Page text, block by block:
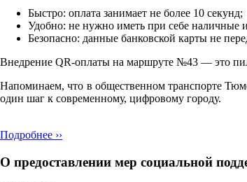
Быстро: оплата занимает не более 10 секунд;
Удобно: не нужно иметь при себе наличные
Безопасно: данные банковской карты не
Внедрение QR-оплаты на маршруте №43 — это
Напоминаем, что в общественном транспорте
один шаг к современному, цифровому городу.
Подробнее ››
О предоставлении мер социальной